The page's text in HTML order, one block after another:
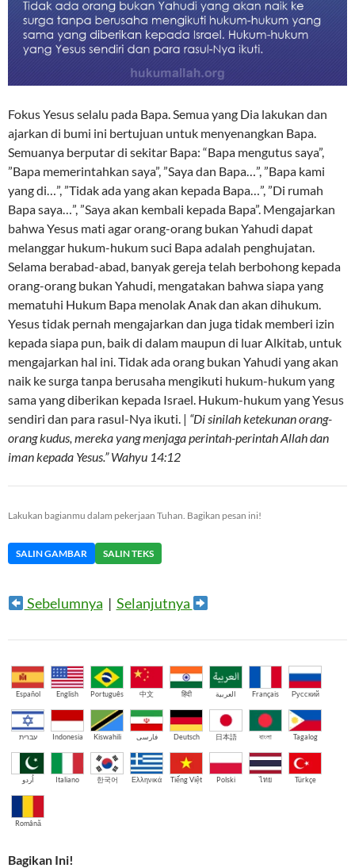
Fokus Yesus selalu pada Bapa. Semua yang Dia lakukan dan
ajarkan di bumi ini bertujuan untuk menyenangkan Bapa.
Semuanya berputar di sekitar Bapa: “Bapa mengutus saya”,
”Bapa memerintahkan saya”, ”Saya dan Bapa…”, ”Bapa kami
yang di…”, ”Tidak ada yang akan kepada Bapa…”, ”Di rumah
Bapa saya…”, ”Saya akan kembali kepada Bapa”. Mengajarkan
bahwa Yesus mati agar orang-orang bukan Yahudi dapat
melanggar hukum-hukum suci Bapa adalah penghujatan.
Selama berabad-abad, banyak gereja telah berbohong kepada
orang-orang bukan Yahudi, mengatakan bahwa siapa yang
mematuhi Hukum Bapa menolak Anak dan akan dihukum.
Yesus tidak pernah mengajarkan dan juga tidak memberi izin
kepada siapa pun, baik di dalam maupun di luar Alkitab, untuk
mengajarkan hal ini. Tidak ada orang bukan Yahudi yang akan
naik ke surga tanpa berusaha mengikuti hukum-hukum yang
sama yang diberikan kepada Israel. Hukum-hukum yang Yesus
sendiri dan para rasul-Nya ikuti. | “Di sinilah ketekunan orang-
orang kudus, mereka yang menjaga perintah-perintah Allah dan
iman kepada Yesus.” Wahyu 14:12
Lakukan bagianmu dalam pekerjaan Tuhan. Bagikan pesan ini!
SALIN GAMBAR SALIN TEKS
Sebelumnya | Selanjutnya
Español English Português 中文 हिंदी العربية Français Русский
עברית Indonesia Kiswahili فارسی Deutsch 日本語 বাংলা Tagalog
اُردو Italiano 한국어 Ελληνικά Tiếng Việt Polski ไทย Türkçe
Română
Bagikan Ini!